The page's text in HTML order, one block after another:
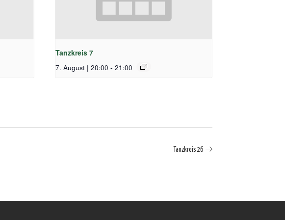
Tanzkreis 7
7. August | 20:00 - 21:00
Tanzkreis 26